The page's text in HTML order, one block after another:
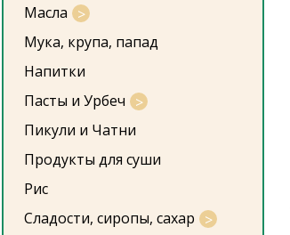
Масла
Мука, крупа, папад
Напитки
Пасты и Урбеч
Пикули и Чатни
Продукты для суши
Рис
Сладости, сиропы, сахар